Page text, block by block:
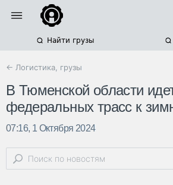
Найти грузы
← Логистика, грузы
В Тюменской области
федеральных трасс к
07:16, 1 Октября 2024